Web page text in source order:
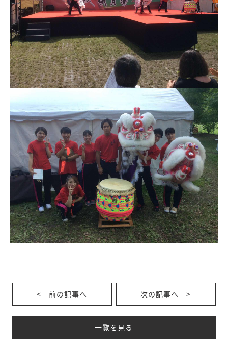
< 前の記事へ
一覧を見る
次の記事へ >